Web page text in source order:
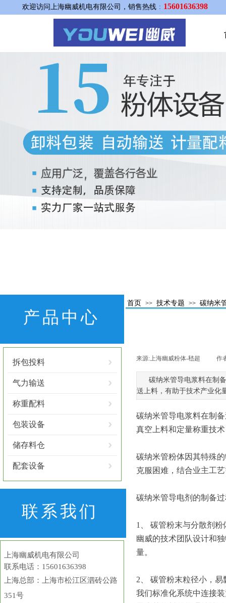
欢迎访问上海幽威机电有限公司，销售热线 ： 15601636398
首页 >> 技术专题 >> 碳纳米
产品中心
来源:上海幽威粉体-嵇超 作
碳纳米管导电浆料在制
送上料，有助于技术产业化
碳纳米管导电浆料在制
真空上料和定量称重技
碳纳米管粉体因其特殊
克服困难，结合业主工
碳纳米管导电剂的制备
1、 碳管粉末与分散剂
幽威的技术团队设计和
量。
2、 碳管粉末粒径小，
我们标准化系统中连接
拆包投料
气力输送
称重配料
包装设备
储存料仓
配套设备
联系我们
上海幽威机电有限公司
联系电话：15601636398
上海总部 ：上海市松江区泗砖公路
351号